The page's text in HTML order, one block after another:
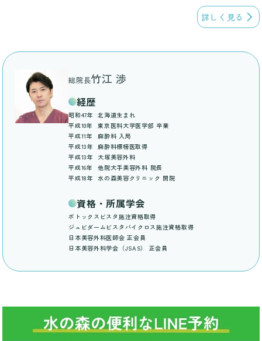
詳しく見る
総院長竹江 渉
経歴
昭和47年
北海道生まれ
平成10年
東京医科大学医学部 卒業
平成11年
麻酔科 入局
平成13年
麻酔科標榜医取得
平成13年
大塚美容外科
平成16年
他院大手美容外科 院長
平成18年
水の森美容クリニック 開院
資格・所属学会
ボトックスビスタ施注資格取得
ジュビダームビスタバイクロス施注資格取得
日本美容外科医師会 正会員
日本美容外科学会（JSAS） 正会員